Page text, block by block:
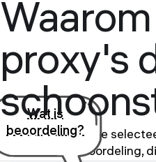
proxy's
Onze proxyservice
sorteren op beoordeling,
Wat is
beoordeling?